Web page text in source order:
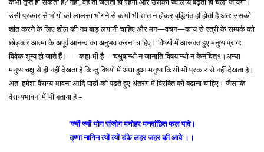
उसी प्रकार से भोगों की लालसा भोगने से कभी भी शांत न होकर वृद्धिगंत ही होती है अत: उसको
शांत करने के लिए शील की नव बाड़ लगानी चाहिए और मन—वचन—काय से स्त्री के सम्पर्क को
छोड़कर आत्मा के अपूर्व आनन्द का अनुभव करना चाहिए। विषयों में आसक्त हुए मनुष्य प्राय:
विवेक शून्य हो जाते हैं। == कहा भी है==‘चक्षुषान्धो न जानाति विषयान्धो न केनचित्१।अन्धा
मनुष्य चक्षु से ही नहीं देखता है किन्तु विषयों में अंधा हुआ मनुष्य किसी भी प्रकार से नहीं देखता है।
अत: हमेशा वैराग्य भावना आदि पाठों को पढ़ते हुए अंतरंग में विरक्ति को बढ़ाना चाहिए। जैसाकि
वैराग्यभावना में भी बताया है –
‘ज्यों ज्यों भोग संजोग मनोहर मनवांछित फल पावे।
तृष्णा नागिन त्यों त्यों डंके लहर जहर की आवे ।।